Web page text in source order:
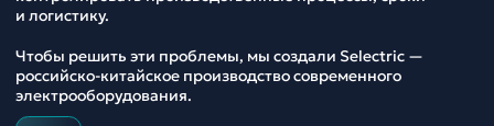
и логистику.
Чтобы решить эти проблемы, мы создали Selectric —
российско-китайское производство современного
электрооборудования.